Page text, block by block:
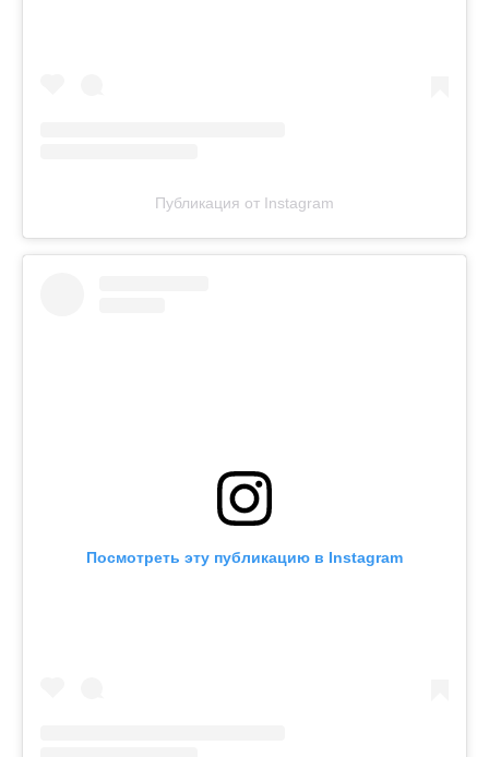
Публикация от Instagram
Посмотреть эту публикацию в Instagram